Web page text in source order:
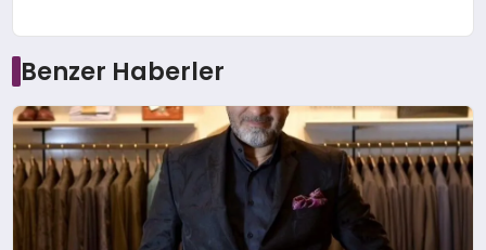
Benzer Haberler